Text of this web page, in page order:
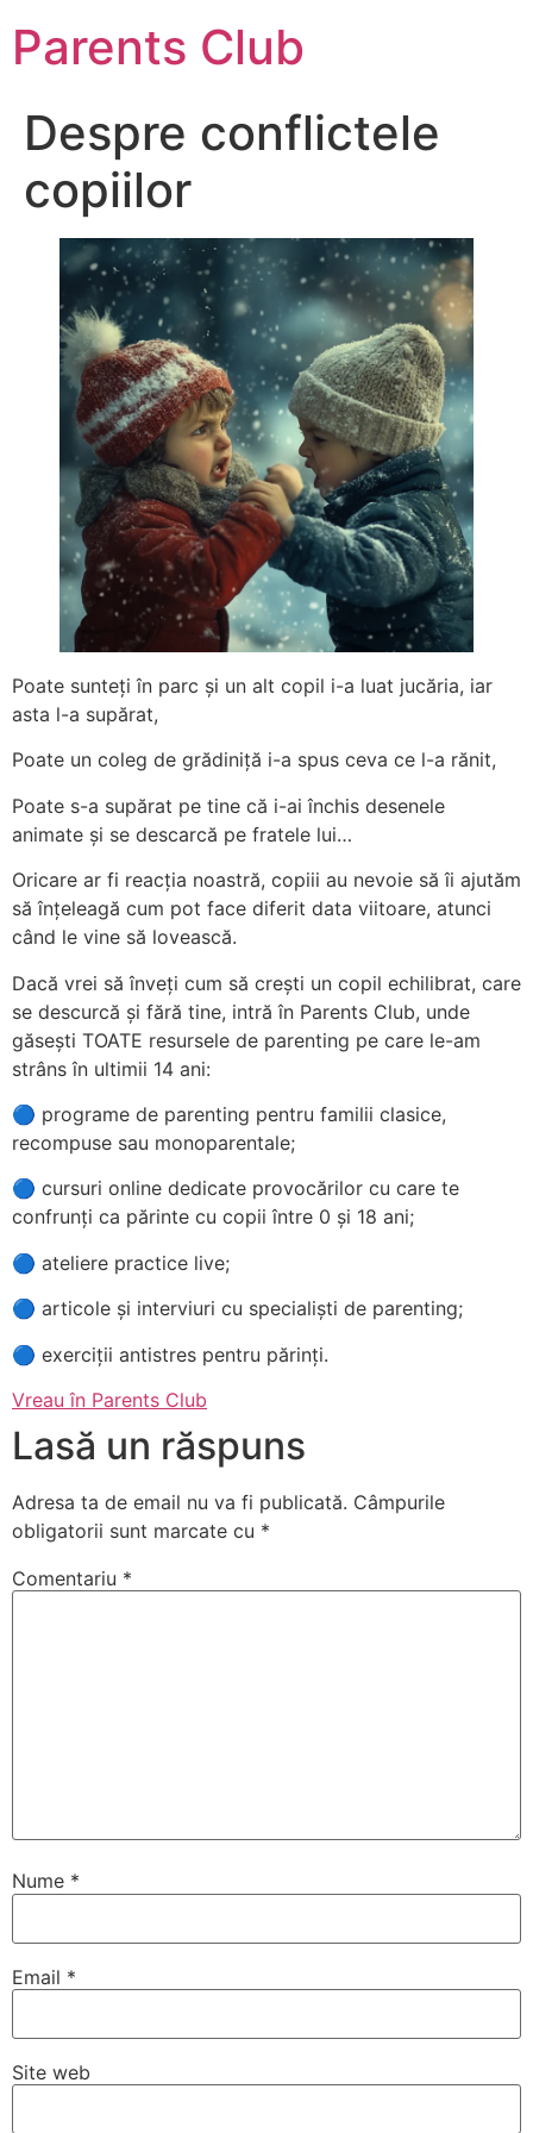
Parents Club
Despre conflictele
copiilor
Poate sunteți în parc și un alt copil i-a luat jucăria, iar
asta l-a supărat,
Poate un coleg de grădiniță i-a spus ceva ce l-a rănit,
Poate s-a supărat pe tine că i-ai închis desenele
animate și se descarcă pe fratele lui…
Oricare ar fi reacția noastră, copiii au nevoie să îi ajutăm
să înțeleagă cum pot face diferit data viitoare, atunci
când le vine să lovească.
Dacă vrei să înveți cum să crești un copil echilibrat, care
se descurcă și fără tine, intră în Parents Club, unde
găsești TOATE resursele de parenting pe care le-am
strâns în ultimii 14 ani:
🔵 programe de parenting pentru familii clasice,
recompuse sau monoparentale;
🔵 cursuri online dedicate provocărilor cu care te
confrunți ca părinte cu copii între 0 și 18 ani;
🔵 ateliere practice live;
🔵 articole și interviuri cu specialiști de parenting;
🔵 exerciții antistres pentru părinți.
Vreau în Parents Club
Lasă un răspuns
Adresa ta de email nu va fi publicată. Câmpurile
obligatorii sunt marcate cu *
Comentariu *
Nume *
Email *
Site web